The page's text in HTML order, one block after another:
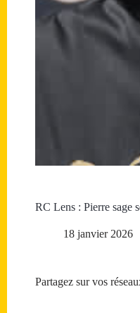
RC Lens : Pierre sage
18 janvier 2026
Partagez sur vos